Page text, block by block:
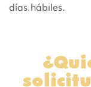
días hábiles.